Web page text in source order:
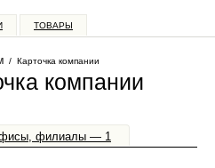
ТОВАРЫ
/ Карточка компании
компании
филиалы — 1